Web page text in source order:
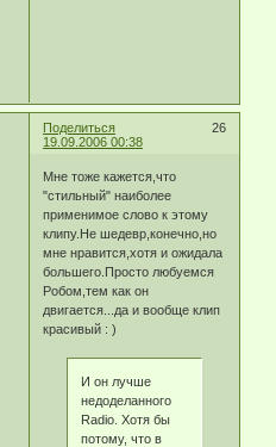
Поделиться
26
19.09.2006 00:38
Мне тоже кажется,что
"стильный" наиболее
применимое слово к этому
клипу.Не шедевр,конечно,но
мне нравится,хотя и ожидала
большего.Просто любуемся
Робом,тем как он
двигается...да и вообще клип
красивый : )
И он лучше
недоделанного
Radio. Хотя бы
потому, что в